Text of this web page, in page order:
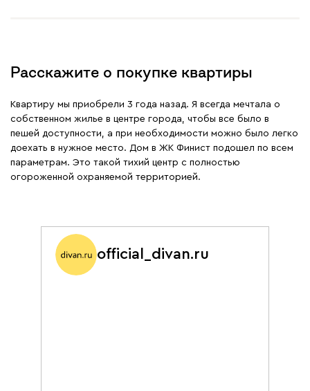
Расскажите о покупке квартиры
Квартиру мы приобрели 3 года назад. Я всегда мечтала о
собственном жилье в центре города, чтобы все было в
пешей доступности, а при необходимости можно было легко
доехать в нужное место. Дом в ЖК Финист подошел по всем
параметрам. Это такой тихий центр с полностью
огороженной охраняемой территорией.
official_divan.ru